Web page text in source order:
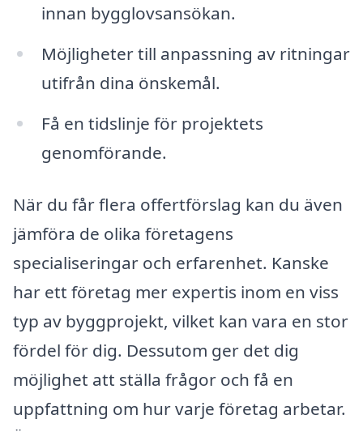
innan bygglovsansökan.
Möjligheter till anpassning av ritningar
utifrån dina önskemål.
Få en tidslinje för projektets
genomförande.
När du får flera offertförslag kan du även
jämföra de olika företagens
specialiseringar och erfarenhet. Kanske
har ett företag mer expertis inom en viss
typ av byggprojekt, vilket kan vara en stor
fördel för dig. Dessutom ger det dig
möjlighet att ställa frågor och få en
uppfattning om hur varje företag arbetar.